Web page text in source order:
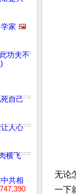
家 🖼️
功夫不
自己
人心
横飞
共相
无论
一下